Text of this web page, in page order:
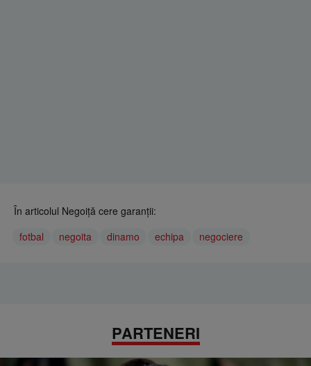
În articolul Negoiță cere garanții:
fotbal
negoita dinamo echipa negociere
PARTENERI